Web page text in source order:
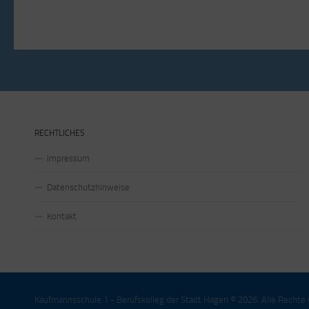
RECHTLICHES
Impressum
Datenschutzhinweise
Kontakt
Kaufmannsschule 1 - Berufskolleg der Stadt Hagen © 2026. Alle Rechte